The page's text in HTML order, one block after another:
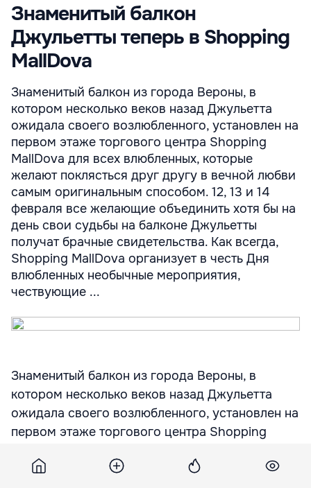
Знаменитый балкон
Джульетты теперь в Shopping
MallDova
Знаменитый балкон из города Вероны, в
котором несколько веков назад Джульетта
ожидала своего возлюбленного, установлен на
первом этаже торгового центра Shopping
MallDova для всех влюбленных, которые
желают поклясться друг другу в вечной любви
самым оригинальным способом. 12, 13 и 14
февраля все желающие объединить хотя бы на
день свои судьбы на балконе Джульетты
получат брачные свидетельства. Как всегда,
Shopping MallDova организует в честь Дня
влюбленных необычные мероприятия,
чествующие ...
Знаменитый балкон из города Вероны, в
котором несколько веков назад Джульетта
ожидала своего возлюбленного, установлен на
первом этаже торгового центра Shopping
желают поклясться друг другу в вечной любви